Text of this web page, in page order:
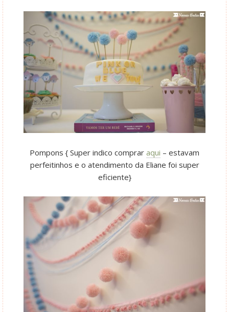
Pompons { Super indico comprar aqui – estavam
perfeitinhos e o atendimento da Eliane foi super
eficiente}